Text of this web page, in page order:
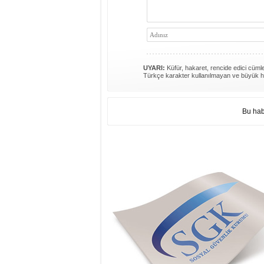
UYARI: Küfür, hakaret, rencide edici
Türkçe karakter kullanılmayan ve büyük
Bu